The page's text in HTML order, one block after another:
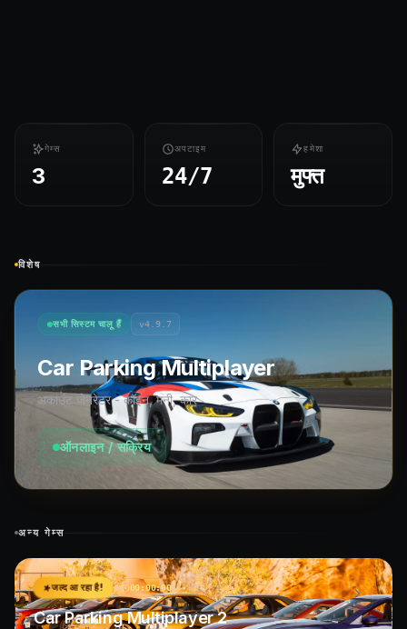
गेम्स
3
अपटाइम
24/7
हमेशा
मुफ्त
विशेष
सभी सिस्टम चालू हैं v4.9.7
Car Parking Multiplayer
अकाउंट जेनरेटर - कॉइन, मनी, कार
ऑनलाइन / सक्रिय
अन्य गेम्स
जल्द आ रहा है! 00:00:00
Car Parking Multiplayer 2